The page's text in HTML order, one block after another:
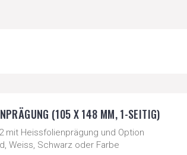
(105 X 148 MM, 1-SEITIG)
mit Heissfolienprägung und Option
Weiss, Schwarz oder Farbe